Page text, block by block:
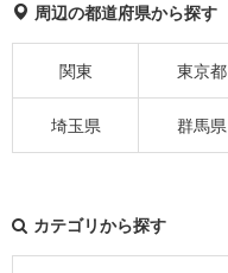
周辺の都道府県から探す
関東 東京都
埼玉県 群馬県
カテゴリから探す